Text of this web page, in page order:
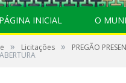
PÁGINA INICIAL O
» Licitações » PREGÃO